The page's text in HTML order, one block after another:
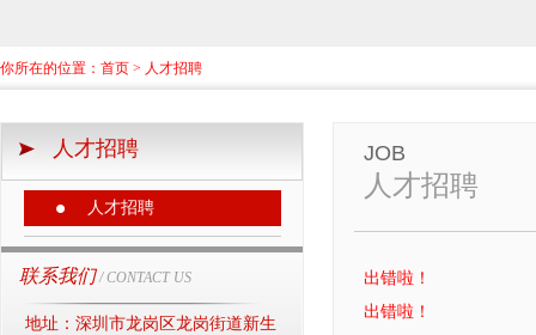
你所在的位置： 首页 > 人才招聘
人才招聘
人才招聘
联系我们/ CONTACT US
地址：深圳市龙岗区龙岗街道新生
JOB
人才招聘
出错啦！
出错啦！